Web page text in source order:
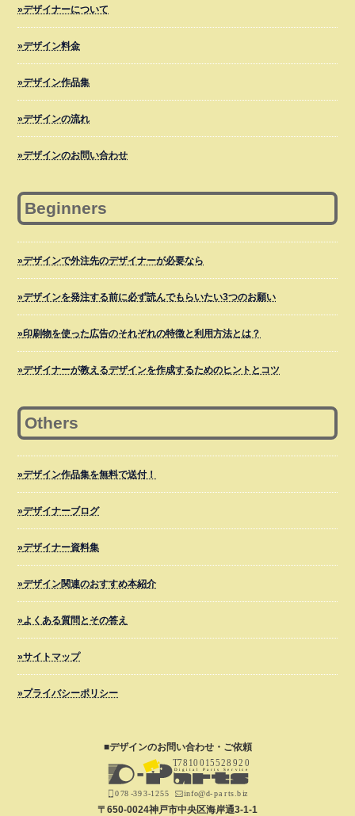
デザイナーについて
デザイン料金
デザイン作品集
デザインの流れ
デザインのお問い合わせ
Beginners
デザインで外注先のデザイナーが必要なら
デザインを発注する前に必ず読んでもらいたい3つのお願い
印刷物を使った広告のそれぞれの特徴と利用方法とは？
デザイナーが教えるデザインを作成するためのヒントとコツ
Others
デザイン作品集を無料で送付！
デザイナーブログ
デザイナー資料集
デザイン関連のおすすめ本紹介
よくある質問とその答え
サイトマップ
プライバシーポリシー
■デザインのお問い合わせ・ご依頼
〒650-0024神戸市中央区海岸通3-1-1